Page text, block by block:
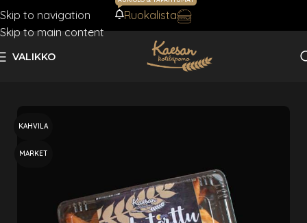
Skip to navigation
Skip to main content
AJANKOHTAISTA
Ruokalista
VALIKKO
KAHVILA
MARKET